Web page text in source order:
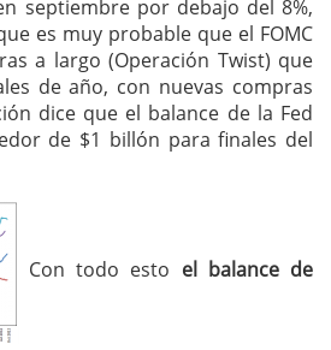
septiembre por debajo del 8%,
es muy probable que el FOMC
a largo (Operación Twist) que
de año, con nuevas compras
dice que el balance de la Fed
de $1 billón para finales del
Con todo esto el balance de